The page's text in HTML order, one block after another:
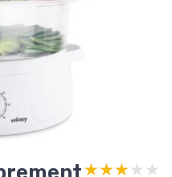
★★★★★
★★★★★